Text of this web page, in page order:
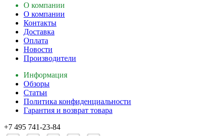
О компании
О компании
Контакты
Доставка
Оплата
Новости
Производители
Информация
Обзоры
Статьи
Политика конфиденциальности
Гарантия и возврат товара
+7 495 741-23-84